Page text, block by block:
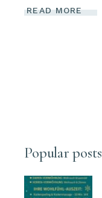
READ MORE
Popular posts